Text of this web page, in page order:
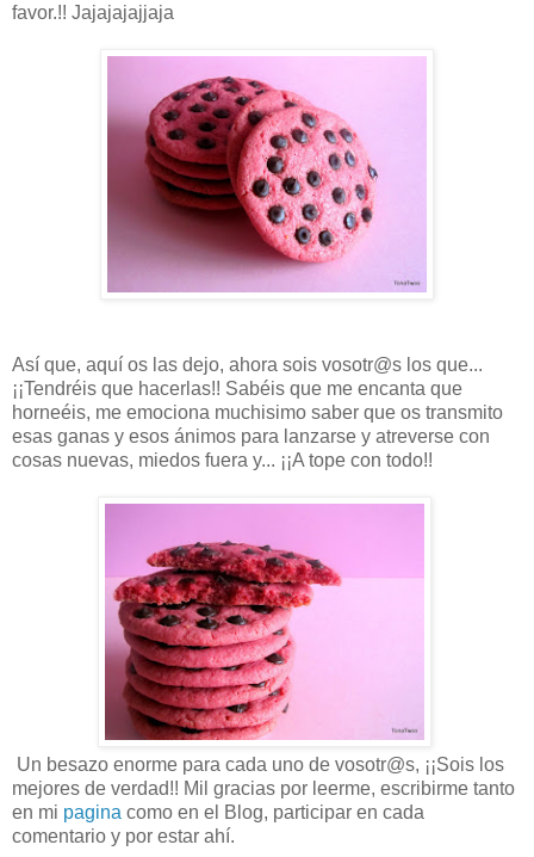
favor.!! Jajajajajjaja
Así que, aquí os las dejo, ahora sois vosotr@s los que...
¡¡Tendréis que hacerlas!! Sabéis que me encanta que
horneéis, me emociona muchisimo saber que os transmito
esas ganas y esos ánimos para lanzarse y atreverse con
cosas nuevas, miedos fuera y... ¡¡A tope con todo!!
Un besazo enorme para cada uno de vosotr@s, ¡¡Sois los
mejores de verdad!! Mil gracias por leerme, escribirme tanto
en mi pagina como en el Blog, participar en cada
comentario y por estar ahí.